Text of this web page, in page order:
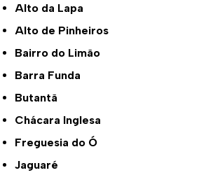
Alto da Lapa
Alto de Pinheiros
Bairro do Limão
Barra Funda
Butantã
Chácara Inglesa
Freguesia do Ó
Jaguaré